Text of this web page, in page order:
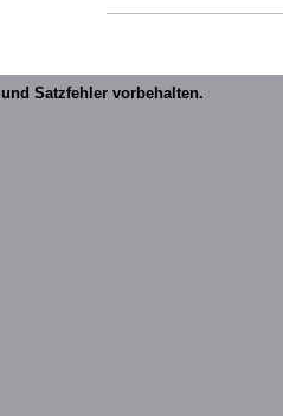
Satzfehler vorbehalten.